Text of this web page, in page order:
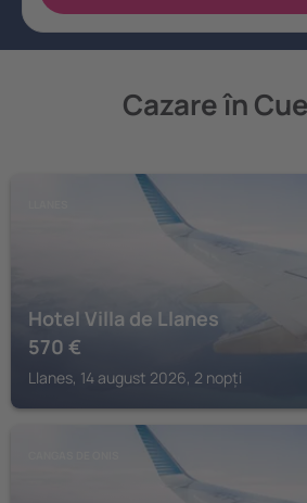
Cazare în
Hotel Villa de Llanes
570 €
Llanes, 14 august 2026, 2 nopți